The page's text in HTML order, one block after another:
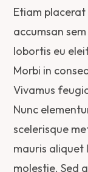
Etiam
accumsan
lobortis eu
Morbi in
Vivamus
Nunc
scelerisque
mauris aliquet
molestie. Sed